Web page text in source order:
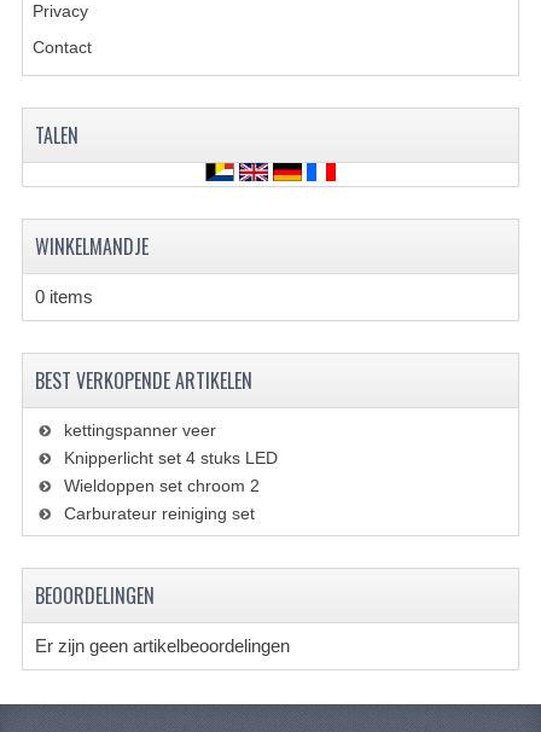
STUUR INRICHTING
UITLAAT
VELGEN
VERLICHTING
SHINERAY 300 STE
SHINERAY 300ST 5E
SHINERAY SPYDER/STIXE 250CC
ACCESSOIRES
BODY KAPPEN EN FRAME
ELEKTRONICA
Privacy
Contact
TALEN
WINKELMANDJE
0 items
BEST VERKOPENDE ARTIKELEN
kettingspanner veer
Knipperlicht set 4 stuks LED
Wieldoppen set chroom 2
Carburateur reiniging set
BEOORDELINGEN
Er zijn geen artikelbeoordelingen